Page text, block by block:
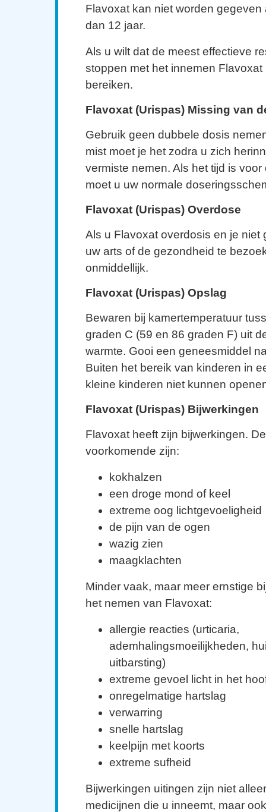
Flavoxat kan niet worden
dan 12 jaar.
Als u wilt dat de meest effectieve
stoppen met het innemen Flavoxat
bereiken.
Flavoxat (Urispas) Missing van
Gebruik geen dubbele dosis
mist moet je het zodra u zich
vermiste nemen. Als het tijd is
moet u uw normale
Flavoxat (Urispas) Overdose
Als u Flavoxat overdosis en je niet
uw arts of de gezondheid te
onmiddellijk.
Flavoxat (Urispas) Opslag
Bewaren bij kamertemperatuur
graden C (59 en 86 graden F) uit
warmte. Gooi een geneesmiddel
Buiten het bereik van kinderen in
kleine kinderen niet kunnen
Flavoxat (Urispas) Bijwerkingen
Flavoxat heeft zijn bijwerkingen.
voorkomende zijn:
kokhalzen
een droge mond of keel
extreme oog lichtgevoeligheid
de pijn van de ogen
wazig zien
maagklachten
Minder vaak, maar meer ernstige
het nemen van Flavoxat:
allergie reacties (urticaria,
ademhalingsmoeilijkheden,
uitbarsting)
extreme gevoel licht in het
onregelmatige hartslag
verwarring
snelle hartslag
keelpijn met koorts
extreme sufheid
Bijwerkingen uitingen zijn niet
medicijnen die u inneemt, maar